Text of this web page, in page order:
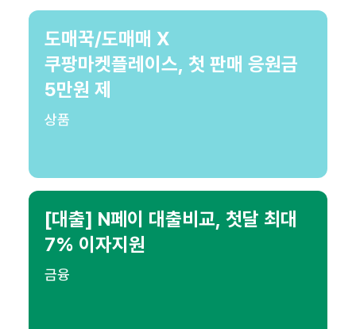
도매꾹/도매매 X
쿠팡마켓플레이스, 첫 판매 응원금
5만원 제
상품
[대출] N페이 대출비교, 첫달 최대
7% 이자지원
금융